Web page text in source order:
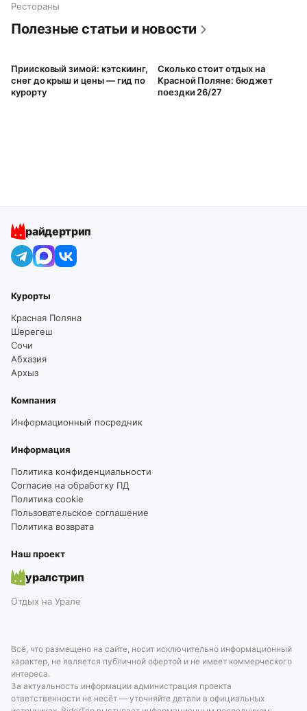
Рестораны
Полезные статьи и новости
Приисковый зимой: кэтскиинг,
снег до крыш и цены — гид по
курорту
Сколько стоит отдых на
Красной Поляне: бюджет
поездки 26/27
райдертрип
Курорты
Красная Поляна
Шерегеш
Сочи
Абхазия
Архыз
Компания
Информационный посредник
Информация
Политика конфиденциальности
Согласие на обработку ПД
Политика cookie
Пользовательское соглашение
Политика возврата
Наш проект
уралстрип
Отдых на Урале
Всё, что размещено на сайте, носит исключительно информационный
характер, не является публичной офертой и не имеет коммерческого
интереса.
За актуальность информации администрация проекта
ответственности не несёт — уточняйте детали в официальных